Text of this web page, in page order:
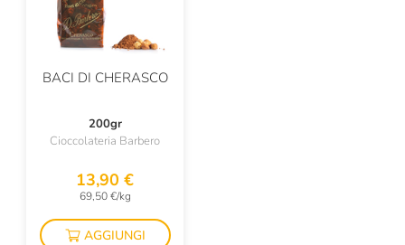
BACI DI CHERASCO
200gr
Cioccolateria Barbero
13,90 €
69,50 €/kg
AGGIUNGI